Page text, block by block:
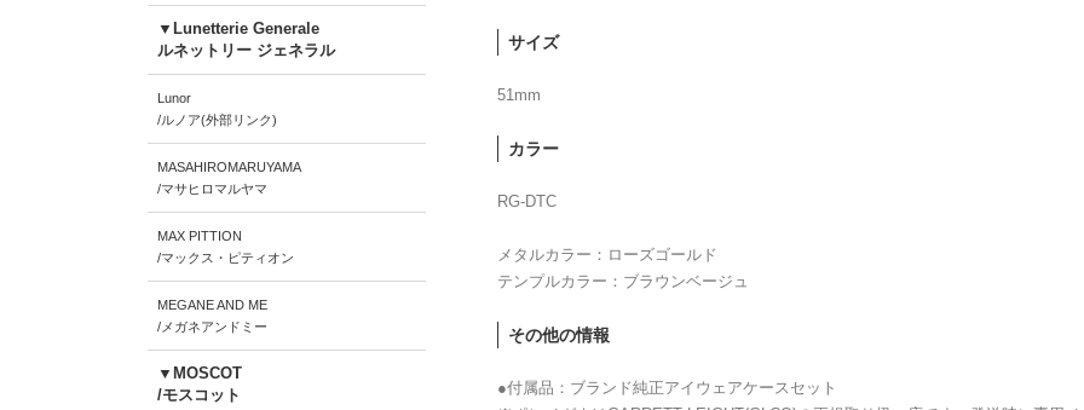
サイズ
51mm
カラー
RG-DTC
メタルカラー：ローズゴールド
テンプルカラー：ブラウンベージュ
その他の情報
●付属品：ブランド純正アイウェアケースセット
▼Lunetterie Generale
ルネットリー ジェネラル
Lunor
/ルノア(外部リンク)
MASAHIROMARUYAMA
/マサヒロマルヤマ
MAX PITTION
/マックス・ピティオン
MEGANE AND ME
/メガネアンドミー
▼MOSCOT
/モスコット